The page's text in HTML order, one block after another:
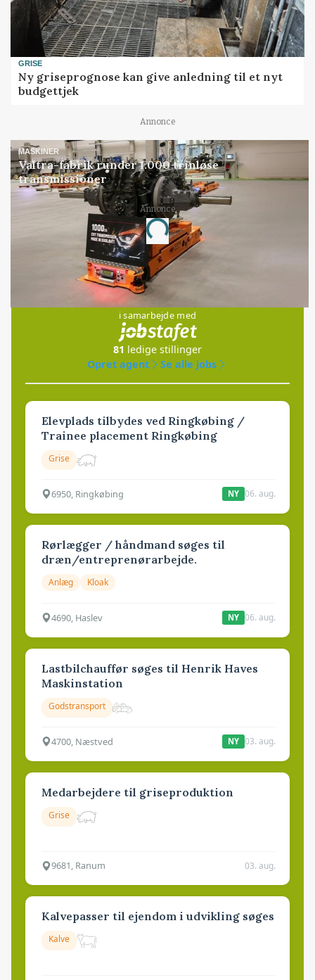
GRISE
Ny griseprognose kan give anledning til et nyt
budgettjek
Annonce
MASKINER
Valtra-fabrik runder 1.000 trinløse
transmissioner
Annonce
Loading...
Jobs
i samarbejde med
81 ledige stillinger
Opret agent
Se alle jobs
Elevplads tilbydes ved Ringkøbing /
Trainee placement Ringkøbing
Grise
6950, Ringkøbing NY 06. aug.
Rørlægger / håndmand søges til
dræn/entreprenørarbejde.
Anlæg Kloak
4690, Haslev NY 06. aug.
Lastbilchauffør søges til Henrik Haves
Maskinstation
Godstransport
4700, Næstved NY 03. aug.
Medarbejdere til griseproduktion
Grise
9681, Ranum 03. aug.
Kalvepasser til ejendom i udvikling søges
Kalve